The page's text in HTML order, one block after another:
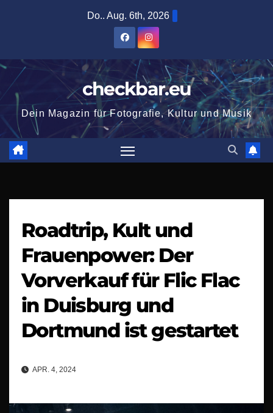
Do.. Aug. 6th, 2026
checkbar.eu
Dein Magazin für Fotografie, Kultur und Musik
Roadtrip, Kult und
Frauenpower: Der
Vorverkauf für Flic Flac
in Duisburg und
Dortmund ist gestartet
APR. 4, 2024